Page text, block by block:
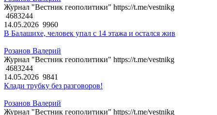
Журнал "Вестник геополитики" https://t.me/vestnikg
4683244
14.05.2026 9960
В Балашихе, человек упал с 14 этажа и остался жив
Розанов Валерий
Журнал "Вестник геополитики" https://t.me/vestnikg
4683244
14.05.2026 9841
Клади трубку без разговоров!
Розанов Валерий
Журнал "Вестник геополитики" https://t.me/vestnikg